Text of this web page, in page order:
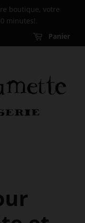
boutique, votre
minutes!.
Panier